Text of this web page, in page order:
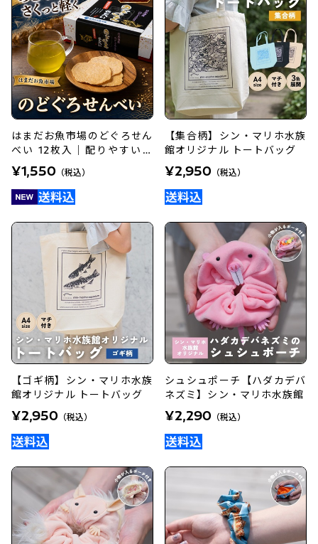
はまだお魚市場のどぐろせん
べい 12枚入｜配りやすいお
土産・手土産に
¥1,550 （税込）
【集合柄】シン・マリホ水族
館オリジナル トートバッグ
¥2,950 （税込）
【ゴギ柄】シン・マリホ水族
館オリジナル トートバッグ
¥2,950 （税込）
シュシュポーチ【ハダカデバ
ネズミ】シン・マリホ水族館
¥2,290 （税込）